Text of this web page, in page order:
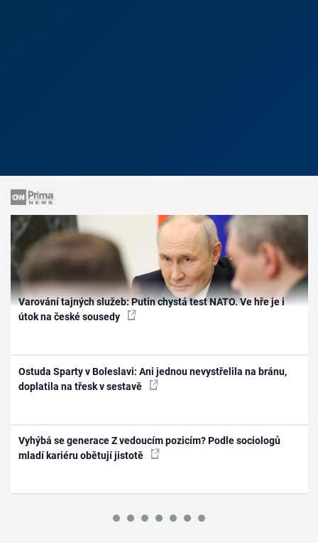
Varování tajných služeb: Putin chystá test NATO. Ve hře je i
útok na české sousedy
Ostuda Sparty v Boleslavi: Ani jednou nevystřelila na bránu,
doplatila na třesk v sestavě
Vyhýbá se generace Z vedoucím pozicím? Podle sociologů
mladí kariéru obětují jistotě